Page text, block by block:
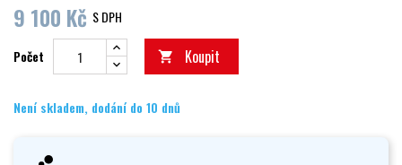
9 100 Kč S DPH
Počet  Koupit
Není skladem, dodání do 10 dnů